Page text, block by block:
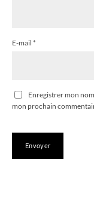
E-mail *
Enregistrer mon
mon prochain